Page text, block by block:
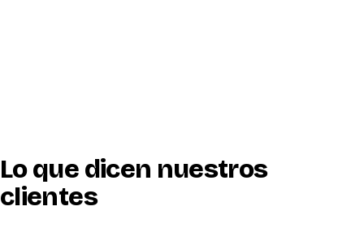
Lo que dicen nuestros
clientes